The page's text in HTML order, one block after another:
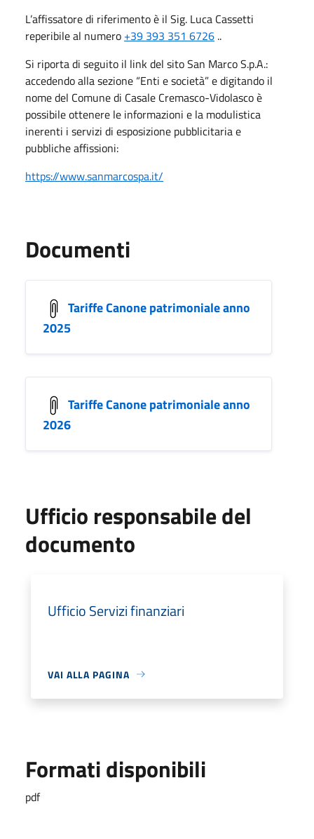
L’affissatore di riferimento è il Sig. Luca Cassetti
reperibile al numero +39 393 351 6726 ..
Si riporta di seguito il link del sito San Marco S.p.A.:
accedendo alla sezione “Enti e società” e digitando il
nome del Comune di Casale Cremasco-Vidolasco è
possibile ottenere le informazioni e la modulistica
inerenti i servizi di esposizione pubblicitaria e
pubbliche affissioni:
https://www.sanmarcospa.it/
Documenti
Tariffe Canone patrimoniale anno
2025
Tariffe Canone patrimoniale anno
2026
Ufficio responsabile del
documento
Ufficio Servizi finanziari
VAI ALLA PAGINA
Formati disponibili
pdf